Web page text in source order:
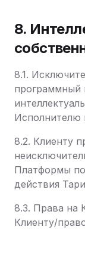
8.
8.1.
программный
Исполнителю
8.2. Клиенту
Платформы
действия
8.3. Права на
Клиенту/